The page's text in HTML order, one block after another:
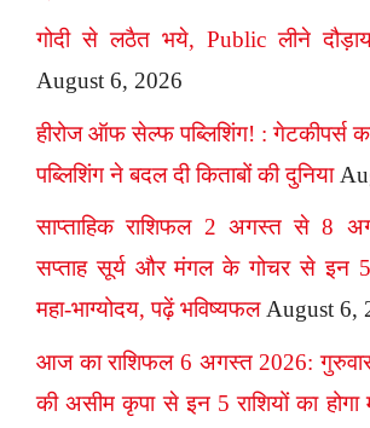
गोदी से लठैत भये, Public लीने
August 6, 2026
हीरोज ऑफ सेल्फ पब्लिशिंग! : गेटकीपर्स
पब्लिशिंग ने बदल दी किताबों की दुनिया
साप्ताहिक राशिफल 2 अगस्त से 8
सप्ताह सूर्य और मंगल के गोचर से इन 5
महा-भाग्योदय, पढ़ें भविष्यफल August 6,
आज का राशिफल 6 अगस्त 2026: गुरुवार
की असीम कृपा से इन 5 राशियों का होगा